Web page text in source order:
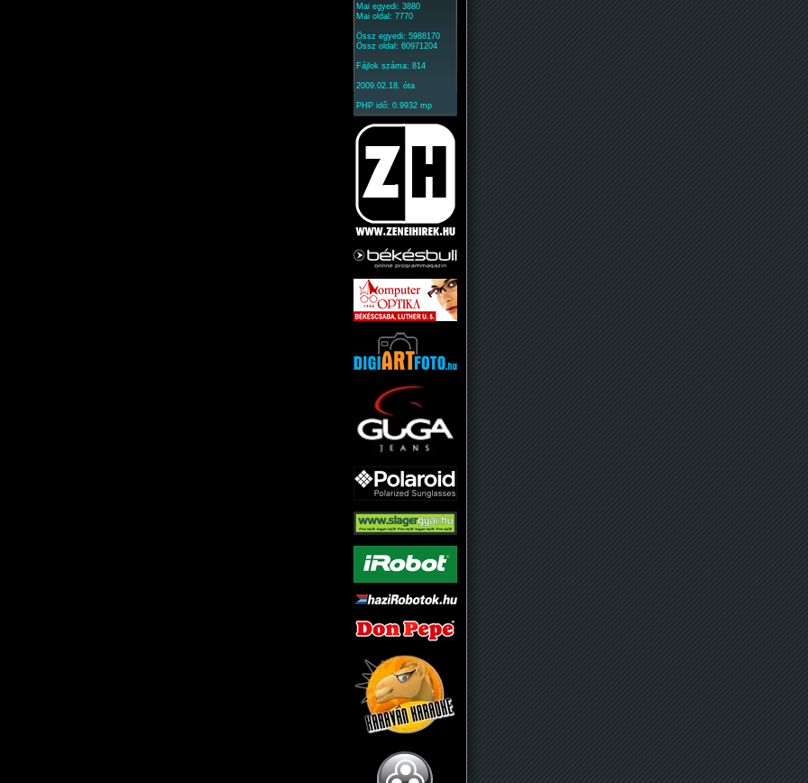
Mai egyedi: 3880
Mai oldal: 7770
Össz egyedi: 5988170
Össz oldal: 60971204
Fájlok száma: 814
2009.02.18. óta
PHP idő: 0.9932 mp